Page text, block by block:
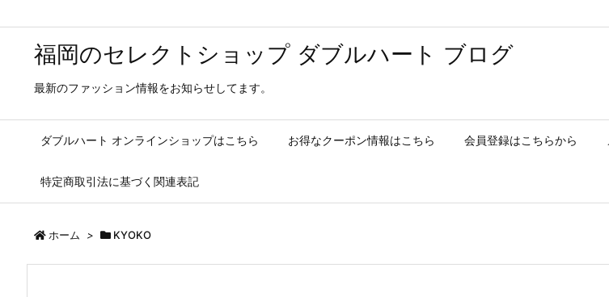
福岡のセレクトショップ ダブルハート ブログ
最新のファッション情報をお知らせしてます。
ダブルハート オンラインショップはこちら お得なクーポン情報はこちら 会員登録はこちらから
特定商取引法に基づく関連表記
ホーム > KYOKO